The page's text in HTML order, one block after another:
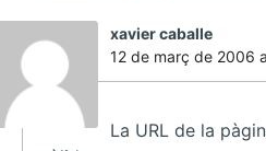
xavier caballeha
dit:
12 de març de 2006
La URL de la